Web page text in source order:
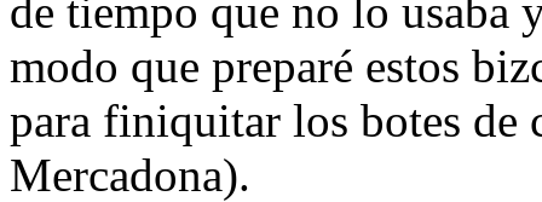
de tiempo que no lo usaba
modo que preparé estos
para finiquitar los botes de
Mercadona).